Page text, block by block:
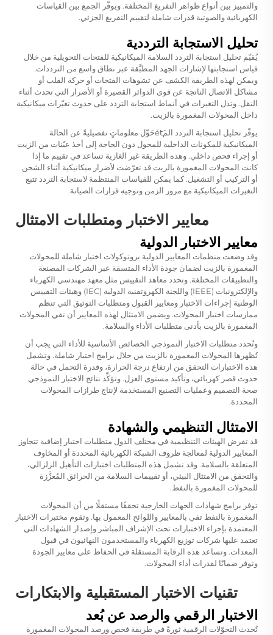
والتمييز بين أنواع ظواهر التفريغ المختلفة. ويوفّر الجمع بين القياسات
الكهربائية والصوتية قدرات شاملة لتقييم التفريغ الجزئي.
تحليل الاستجابة الترددية
يُقيّم تحليل استجابة التردد السلامة الميكانيكية للفتحات التحويلية من خلال
قياس استجابتها لإشارات الجهد المطبَّقة عبر نطاق واسع من الترددات.
ويمكن لهذه الطريقة الكشف عن تشوهات الفتحات أو حركة القلب أو
مشاكل الاتصال الناتجة عن قوى الدوائر القصيرة أو الأضرار التي تحدث أثناء
النقل. وتدل التغيرات في أنماط استجابة التردد على حدوث تغيّرات ميكانيكية
داخل المحولات المغمورة بالزيت.
يوفّر تحليل استجابة التردد المétَحَوِّل معلوماتٍ تفصيليةً عن الحالة
الميكانيكية للمكونات الداخلية للمحول دون الحاجة إلى أخذ عيّنات من الزيت
أو إجراء فحص داخلي. وهذه الطريقة غير الغازية تساعد في تقييم ما إذا
كانت المحولات المغمورة بالزيت قد تعرّضت لأضرار ميكانيكية أثناء الشحن
أو التركيب أو التشغيل. كما يمكن للقياسات المنتظمة لاستجابة التردد تتبع
التغيرات الميكانيكية مع مرور الزمن وتوجيه قرارات الصيانة.
معايير الاختبار ومتطلبات الامتثال
معايير الاختبار الدولية
وقد وضعت منظمات المعايير الدولية بروتوكولات اختبار شاملة للمحولات
المغمورة بالزيت لضمان جودة الأداء المتسقة عبر الشركات المصنعة
والتطبيقات المختلفة. وتحدد معاهد التقييس مثل معهد مهندسي الكهرباء
والإلكترونيات (IEEE) واللجنة الكهروتقنية الدولية (IEC) وهيئات التقييس
الوطنية إجراءات الاختبار ومعايير القبول ومتطلبات التوثيق التي تنظم
ممارسات اختبار المحولات. ويضمن الامتثال لهذه المعايير أن تفي المحولات
المغمورة بالزيت بأدنى متطلبات الأداء والسلامة.
وتُحدد متطلبات الاختبار النموذجي الخصائص الأساسية للأداء التي يجب أن
تُظهرها المحولات المغمورة بالزيت من خلال برامج اختبار شاملة. وتشمل
هذه الاختبارات التحقق من ارتفاع درجة الحرارة، وقدرة التحمل في حالة
حدوث قصر كهربائي، وتأكيد مستوى العزل. وتؤكِّد نتائج الاختبار النموذجي
صحة التصميم وعمليات التصنيع المستخدمة لإنتاج طرازات المحولات
المحددة.
الامتثال التنظيمي والشهادة
قد تفرض الهيئات التنظيمية في مختلف الدول متطلبات اختبار إضافية تتجاوز
المعايير الدولية لمعالجة ظروف الشبكة الكهربائية المحددة أو المخاوف
المتعلقة بالسلامة. وقد تشمل هذه المتطلبات اختبارات التأهيل الزلزالي،
والتحقق من الامتثال البيئي، أو تقييمات السلامة من الحرائق المُعزَّزة
للمحولات المغمورة بالنفط.
توفر برامج شهادات الجهات الخارجية تحققًا مستقلًا من أن المحولات
المغمورة بالنفط تفي بالمعايير واللوائح المعمول بها. وتقوم مختبرات الاختبار
المعتمدة بإجراء الاختبارات تحت الإشراف المباشر وإصدار الشهادات التي
تعتمد عليها شركات توزيع الكهرباء والمستخدمون النهائيون في قبول
المعدات. وتساعد هذه الرقابة المستقلة في الحفاظ على معايير الجودة
وتوفر ضمانًا لقدرات أداء المحولات.
تقنيات الاختبار المستقبلية والابتكارات
الاختبار الرقمي والرصد عن بُعد
تُحدث التحوّلات الرقمية ثورةً في طريقة فحص ورصد المحولات المغمورة